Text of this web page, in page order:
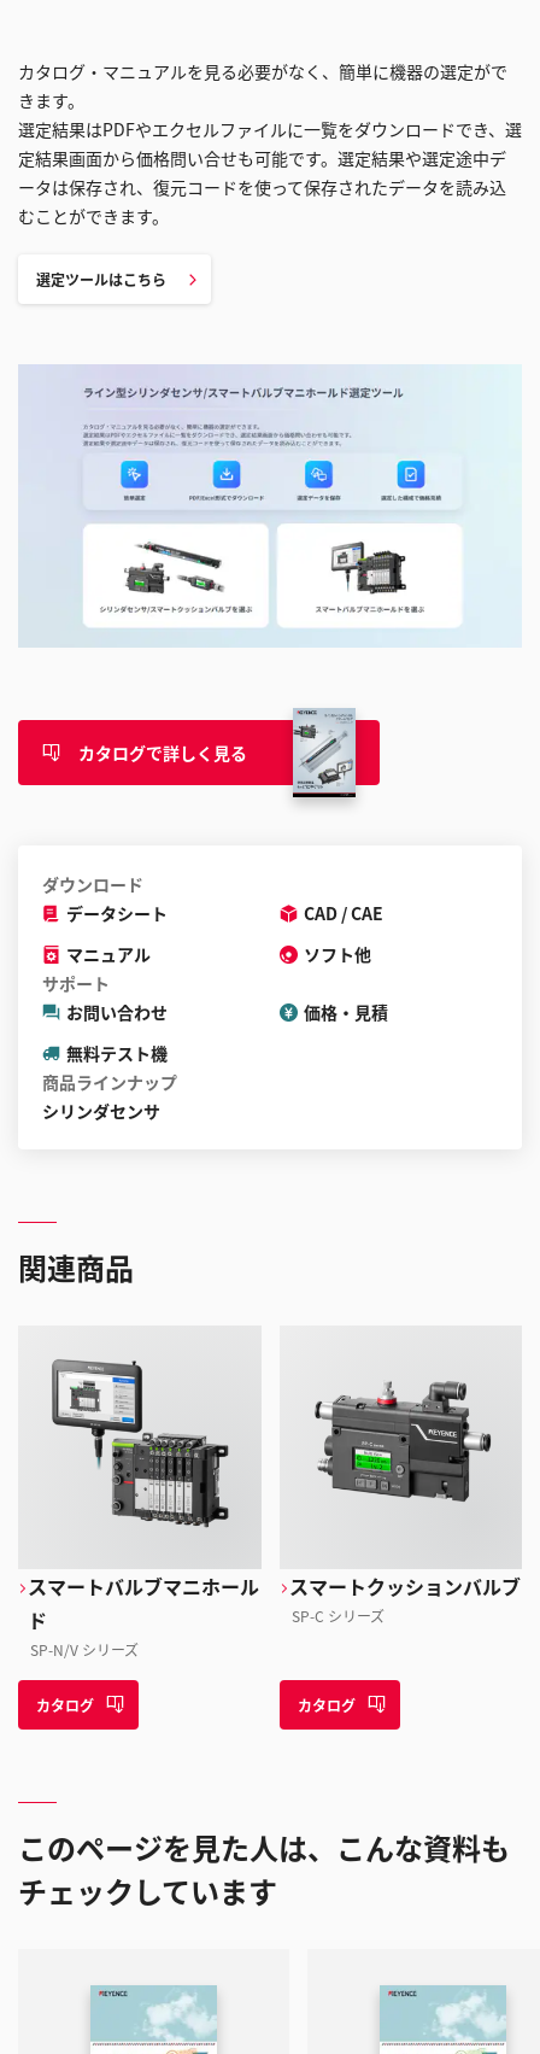
カタログ・マニュアルを見る必要がなく、簡単に機器の選定がで
きます。
選定結果はPDFやエクセルファイルに一覧をダウンロードでき、選
定結果画面から価格問い合せも可能です。選定結果や選定途中デ
ータは保存され、復元コードを使って保存されたデータを読み込
むことができます。
選定ツールはこちら
カタログで詳しく見る
ダウンロード
データシート
CAD / CAE
マニュアル
ソフト他
サポート
お問い合わせ
価格・見積
無料テスト機
商品ラインナップ
シリンダセンサ
関連商品
スマートバルブマニホール
ド
SP-N/V シリーズ
カタログ
スマートクッションバルブ
SP-C シリーズ
カタログ
このページを見た人は、こんな資料も
チェックしています